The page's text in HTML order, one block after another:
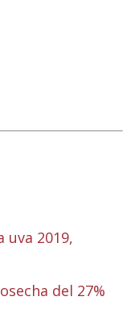
uva 2019,
del 27%